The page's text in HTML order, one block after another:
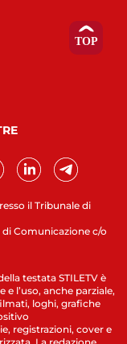
il Tribunale di
Comunicazione c/o
testata STILETV è
l’uso, anche parziale,
loghi, grafiche
registrazioni, cover e